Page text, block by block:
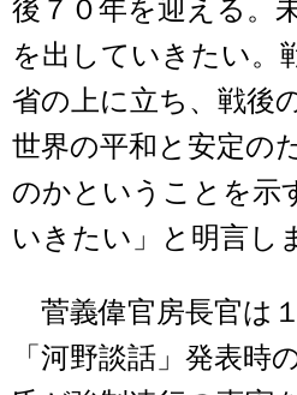
後７０年を迎える。
を出していきたい。
省の上に立ち、戦後
世界の平和と安定の
のかということを示
いきたい」と明言し
菅義偉官房長官は
「河野談話」発表時